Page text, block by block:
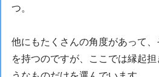
つ。
他にもたくさんの角度があって
を持つのですが、ここでは縁起